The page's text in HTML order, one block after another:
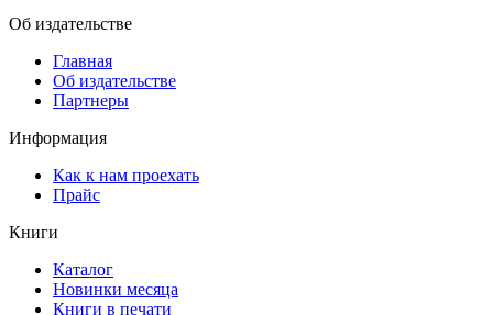
Об издательстве
Главная
Об издательстве
Партнеры
Информация
Как к нам проехать
Прайс
Книги
Каталог
Новинки месяца
Книги в печати